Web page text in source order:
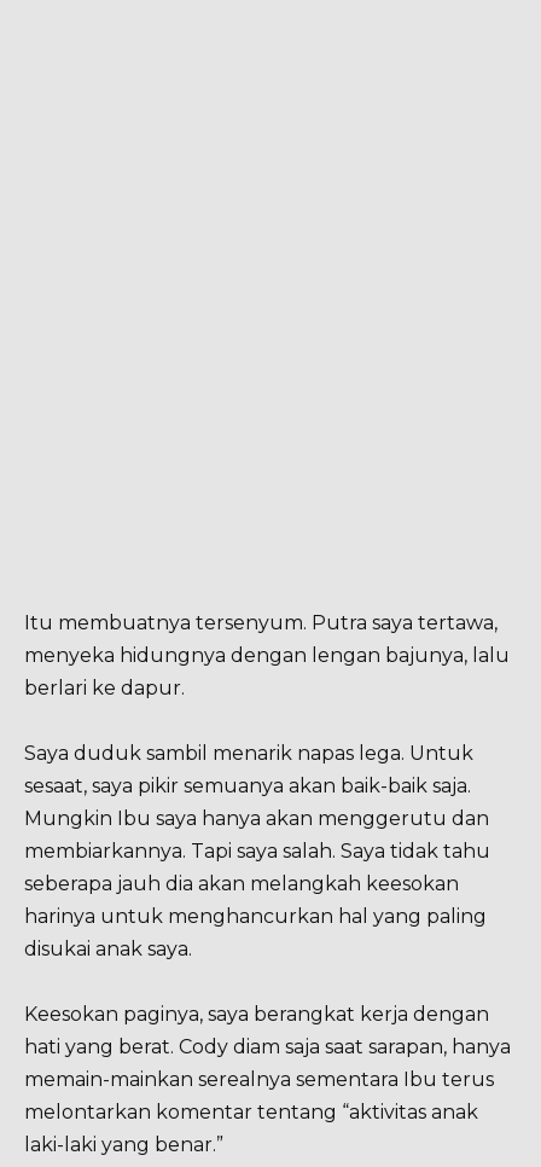
Itu membuatnya tersenyum. Putra saya tertawa,
menyeka hidungnya dengan lengan bajunya, lalu
berlari ke dapur.
Saya duduk sambil menarik napas lega. Untuk
sesaat, saya pikir semuanya akan baik-baik saja.
Mungkin Ibu saya hanya akan menggerutu dan
membiarkannya. Tapi saya salah. Saya tidak tahu
seberapa jauh dia akan melangkah keesokan
harinya untuk menghancurkan hal yang paling
disukai anak saya.
Keesokan paginya, saya berangkat kerja dengan
hati yang berat. Cody diam saja saat sarapan, hanya
memain-mainkan serealnya sementara Ibu terus
melontarkan komentar tentang “aktivitas anak
laki-laki yang benar.”